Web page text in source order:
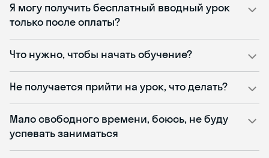
Я могу получить бесплатный вводный урок
только после оплаты?
Что нужно, чтобы начать обучение?
Не получается прийти на урок, что делать?
Мало свободного времени, боюсь, не буду
успевать заниматься